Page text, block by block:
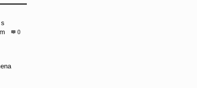
0